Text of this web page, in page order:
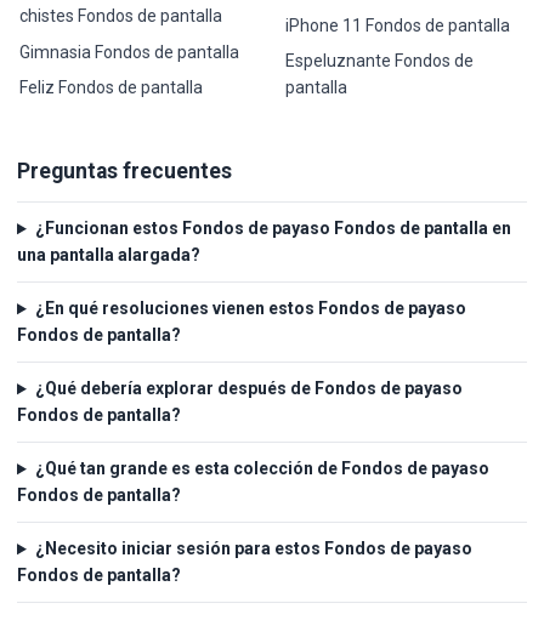
chistes Fondos de pantalla
Gimnasia Fondos de pantalla
Feliz Fondos de pantalla
iPhone 11 Fondos de pantalla
Espeluznante Fondos de
pantalla
Preguntas frecuentes
¿Funcionan estos Fondos de payaso Fondos de pantalla en
una pantalla alargada?
¿En qué resoluciones vienen estos Fondos de payaso
Fondos de pantalla?
¿Qué debería explorar después de Fondos de payaso
Fondos de pantalla?
¿Qué tan grande es esta colección de Fondos de payaso
Fondos de pantalla?
¿Necesito iniciar sesión para estos Fondos de payaso
Fondos de pantalla?